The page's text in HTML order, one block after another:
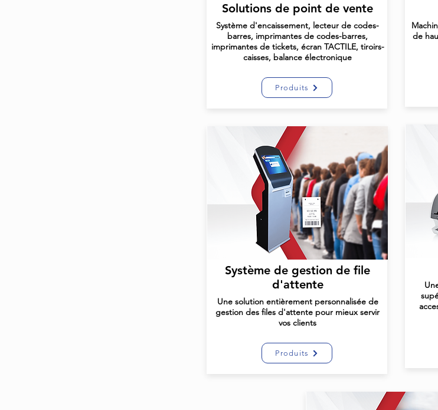
Solutions de point de vente
Système d'encaissement, lecteur de codes-
barres, imprimantes de codes-barres,
imprimantes de tickets, écran TACTILE, tiroirs-
caisses, balance électronique
Produits
Système de gestion de file
d'attente
Une solution entièrement personnalisée de
gestion des files d'attente pour mieux servir
vos clients
Produits
de